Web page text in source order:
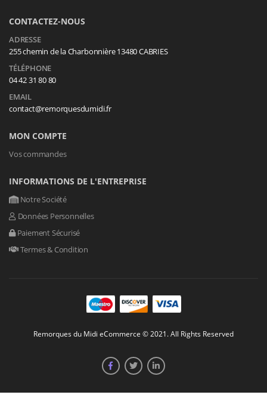
CONTACTEZ-NOUS
ADRESSE
255 chemin de la Charbonnière 13480 CABRIES
TÉLÉPHONE
04 42 31 80 80
EMAIL
contact@remorquesdumidi.fr
MON COMPTE
Vos commandes
INFORMATIONS DE L'ENTREPRISE
Notre Société
Données Personnelles
Paiement Sécurisé
Termes & Condition
Remorques du Midi eCommerce © 2021. All Rights Reserved